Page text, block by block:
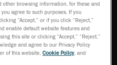
全世界でのサポート
browsing information, for these and
agree to such purposes. If you
“Accept,” or if you click “Reject,”
enable default website features and
this site or clicking “Accept,” “Reject,”
and agree to our Privacy Policy
of this website,Cookie Policy, and